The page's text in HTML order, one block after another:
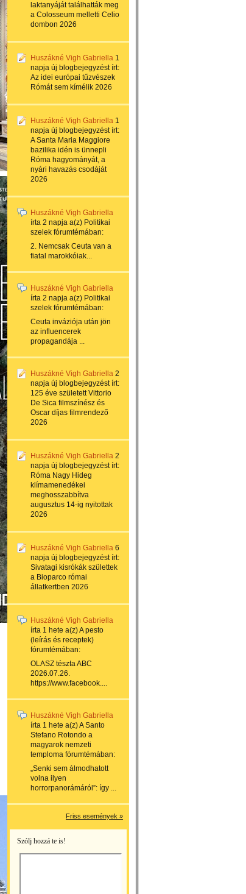
laktanyáját találhatták meg
a Colosseum melletti Celio
dombon 2026
Huszákné Vigh Gabriella 1
napja új blogbejegyzést írt:
Az idei európai tűzvészek
Rómát sem kímélik 2026
Huszákné Vigh Gabriella 1
napja új blogbejegyzést írt:
A Santa Maria Maggiore
bazilika idén is ünnepli
Róma hagyományát, a
nyári havazás csodáját
2026
Huszákné Vigh Gabriella
írta 2 napja a(z) Politikai
szelek fórumtémában:
2. Nemcsak Ceuta van a
fiatal marokkóiak...
Huszákné Vigh Gabriella
írta 2 napja a(z) Politikai
szelek fórumtémában:
Ceuta inváziója után jön
az influencerek
propagandája ...
Huszákné Vigh Gabriella 2
napja új blogbejegyzést írt:
125 éve született Vittorio
De Sica filmszínész és
Oscar díjas filmrendező
2026
Huszákné Vigh Gabriella 2
napja új blogbejegyzést írt:
Róma Nagy Hideg
klímamenedékei
meghosszabbítva
augusztus 14-ig nyitottak
2026
Huszákné Vigh Gabriella 6
napja új blogbejegyzést írt:
Sivatagi kisrókák születtek
a Bioparco római
állatkertben 2026
Huszákné Vigh Gabriella
írta 1 hete a(z)A pesto
(leírás és receptek)
fórumtémában:
OLASZ tészta ABC
2026.07.26.
https://www.facebook....
Huszákné Vigh Gabriella
írta 1 hete a(z)A Santo
Stefano Rotondo a
magyarok nemzeti
temploma fórumtémában:
„Senki sem álmodhatott
volna ilyen
horrorpanorámáról”: így ...
Friss események »
Szólj hozzá te is!